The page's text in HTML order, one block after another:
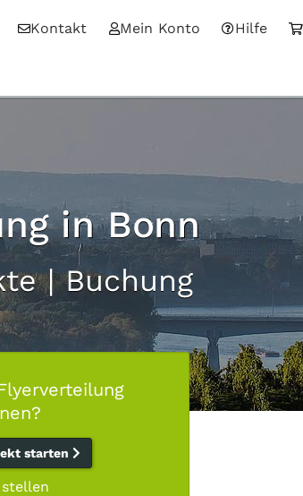
Kontakt Mein Konto Hilfe
in Bonn
| Buchung
starten